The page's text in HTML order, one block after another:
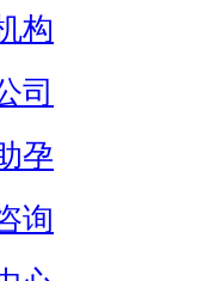
构
司
孕
询